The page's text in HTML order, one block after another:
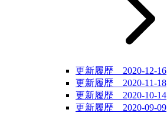
更新履歴 2020-12-16
更新履歴 2020-11-18
更新履歴 2020-10-14
更新履歴 2020-09-09